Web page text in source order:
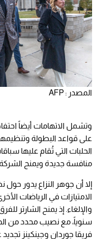
المصدر : AFP
وتشمل الاتهامات أيضاً
على قواعد البطولة
الحلبات التي تُقام عليها
منافسة جديدة ويمنح الشركة
إلا أن جوهر النزاع يدور حول
الامتيازات في الرياضات
فريقا جوردان وجينكينز